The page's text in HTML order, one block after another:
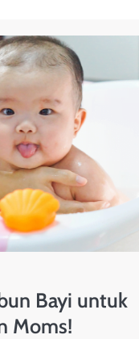
Bayi untuk
Moms!